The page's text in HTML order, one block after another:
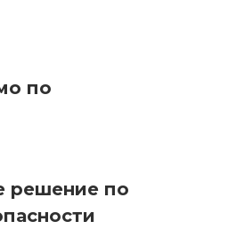
по
решение по